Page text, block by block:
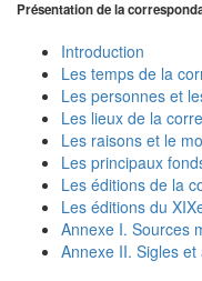
Présentation de la
Introduction
Les temps de la
Les personnes et
Les lieux de la
Les raisons et le
Les principaux
Les éditions de la
Les éditions du
Annexe I. Sources
Annexe II. Sigles